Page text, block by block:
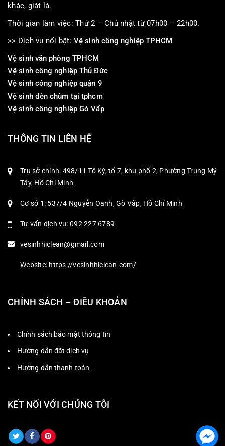
khác, giặt là.
Thời gian làm việc: Thứ 2 – Chủ nhật từ 07h00 – 22h00.
>> Dịch vụ nổi bật: Vệ sinh công nghiệp TPHCM
Vệ sinh văn phòng TPHCM
Vệ sinh công nghiệp Thủ Đức
Vệ sinh công nghiệp quận 9
Vệ sinh đèn chùm tại tphcm
Vệ sinh công nghiệp Gò Vấp
THÔNG TIN LIÊN HỆ
Trụ sở chính: 498/11 Tô Ký, tổ 7, khu phố 2, Phường Trung Mỹ
Tây, Hồ Chí Minh
Cơ sở 1: 537/4 Nguyễn Oanh, Gò Vấp, Hồ Chí Minh
Tư vấn dịch vụ: 092 227 6789
vesinhhiclean@gmail.com
Website: https://vesinhhiclean.com/
CHÍNH SÁCH – ĐIỀU KHOẢN
Chính sách bảo mật thông tin
Hướng dẫn đặt dịch vụ
Hướng dẫn thanh toán
KẾT NỐI VỚI CHÚNG TÔI